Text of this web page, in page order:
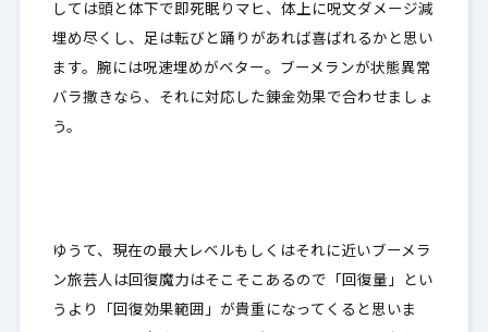
しては頭と体下で即死眠りマヒ、体上に呪文ダメージ減
埋め尽くし、足は転びと踊りがあれば喜ばれるかと思い
ます。腕には呪速埋めがベター。ブーメランが状態異常
バラ撒きなら、それに対応した錬金効果で合わせましょ
う。
ゆうて、現在の最大レベルもしくはそれに近いブーメラ
ン旅芸人は回復魔力はそこそこあるので 「回復量」とい
うより「回復効果範囲」が貴重になってくる と思いま